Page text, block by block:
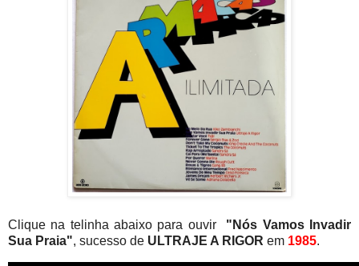
Clique na telinha abaixo para ouvir "Nós Vamos Invadir
Sua Praia", sucesso de ULTRAJE A RIGOR em 1985.